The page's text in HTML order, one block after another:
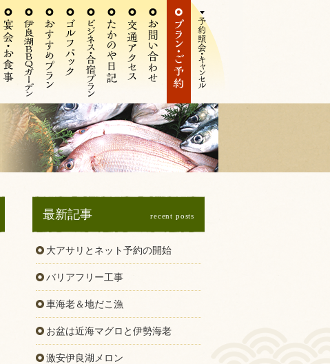
最新記事 recent posts
大アサリとネット予約の開始
バリアフリー工事
車海老＆地だこ漁
お盆は近海マグロと伊勢海老
激安伊良湖メロン